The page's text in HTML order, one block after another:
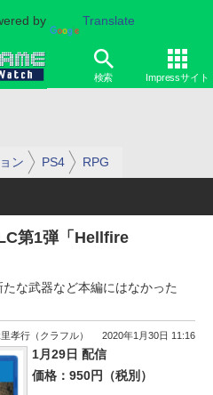
by Translate
検索 Impressサイト
ン PS4 RPG
第1弾「Hellfire
たな武器など本編にはなかった
孝行（クラフル） 2020年1月30日 11:16
1月29日 配信
価格：950円（税別）